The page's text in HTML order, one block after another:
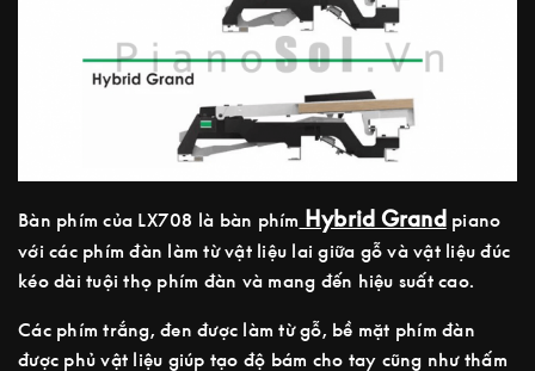
Bàn phím của LX708 là bàn phím Hybrid Grand piano
với các phím đàn làm từ vật liệu lai giữa gỗ và vật liệu đúc
kéo dài tuội thọ phím đàn và mang đến hiệu suất cao.
Các phím trắng, đen được làm từ gỗ, bề mặt phím đàn
được phủ vật liệu giúp tạo độ bám cho tay cũng như thấm